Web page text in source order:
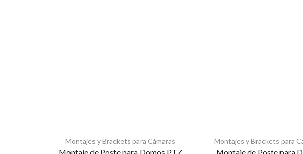
Montajes y Brackets para Cámaras Montajes y Brackets para